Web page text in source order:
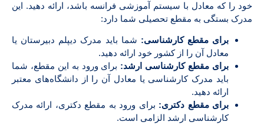
خود را که معادل با سیستم آموزشی فرانسه باشد، ارائه دهید. این
مدرک بستگی به مقطع تحصیلی شما دارد:
برای مقطع کارشناسی: شما باید مدرک دیپلم دبیرستان یا
معادل آن را از کشور خود ارائه دهید.
برای مقطع کارشناسی ارشد: برای ورود به این مقطع، شما
باید مدرک کارشناسی یا معادل آن را از دانشگاه‌های معتبر
ارائه دهید.
برای مقطع دکتری: برای ورود به مقطع دکتری، ارائه مدرک
کارشناسی ارشد الزامی است.